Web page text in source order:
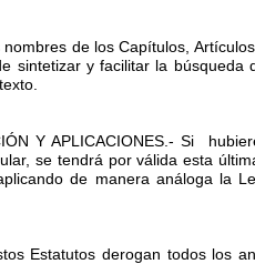
de los Capítulos,
sintetizar y facilitar la
Y APLICACIONES.- Si
se tendrá por válida esta
de manera análoga la
Estatutos derogan todos los